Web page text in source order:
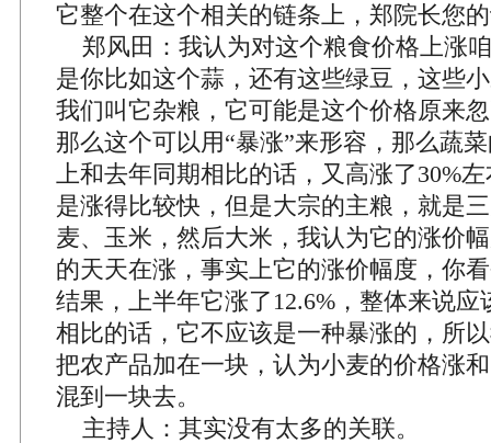
它整个在这个相关的链条上，郑院长您
郑风田：我认为对这个粮食价格上涨
是你比如这个蒜，还有这些绿豆，这些
我们叫它杂粮，它可能是这个价格原来
那么这个可以用“暴涨”来形容，那么蔬
上和去年同期相比的话，又高涨了30%
是涨得比较快，但是大宗的主粮，就是
麦、玉米，然后大米，我认为它的涨价
的天天在涨，事实上它的涨价幅度，你
结果，上半年它涨了12.6%，整体来说
相比的话，它不应该是一种暴涨的，所
把农产品加在一块，认为小麦的价格涨
混到一块去。
主持人：其实没有太多的关联。